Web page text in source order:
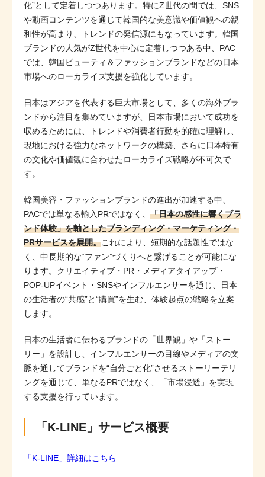
化”として定着しつつあります。特にZ世代の間では、SNS
や動画コンテンツを通じて韓国的な美意識や価値観への親
和性が高まり、トレンドの発信源にもなっています。韓国
ブランドの人気がZ世代を中心に定着しつつある中、PAC
では、韓国ビューティ＆ファッションブランドなどの日本
市場へのローカライズ支援を強化しています。
日本はアジアを代表する巨大市場として、多くの海外ブラ
ンドから注目を集めていますが、日本市場において成功を
収めるためには、トレンドや消費者行動を的確に理解し、
現地における強力なネットワークの構築、さらに日本特有
の文化や価値観に合わせたローカライズ戦略が不可欠で
す。
韓国美容・ファッションブランドの進出が加速する中、
PACでは単なる輸入PRではなく、 「日本の感性に響くブラ
ンド体験」を軸としたブランディング・マーケティング・
PRサービスを展開。これにより、短期的な話題性ではな
く、中長期的な“ファン”づくりへと繋げることが可能にな
ります。クリエイティブ・PR・メディアタイアップ・
POP-UPイベント・SNSやインフルエンサーを通じ、日本
の生活者の“共感”と“購買”を生む、体験起点の戦略を立案
します。
日本の生活者に伝わるブランドの「世界観」や「ストー
リー」を設計し、インフルエンサーの目線やメディアの文
脈を通してブランドを“自分ごと化”させるストーリーテリ
ングを通じて、単なるPRではなく、「市場浸透」を実現
する支援を行っています。
「K-LINE」サービス概要
「K-LINE」詳細はこちら